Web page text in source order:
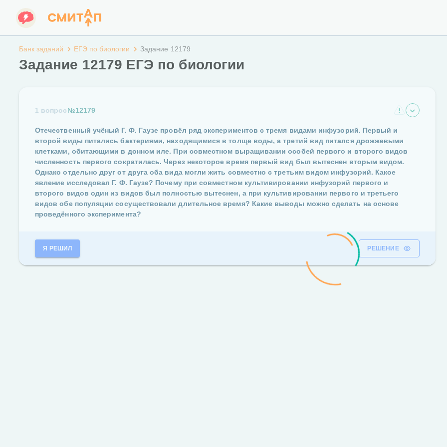
Банк заданий ЕГЭ по биологии Задание 12179
Задание 12179 ЕГЭ по биологии
1 вопрос№12179
Отечественный учёный Г. Ф. Гаузе провёл ряд экспериментов с тремя видами инфузорий. Первый и
второй виды питались бактериями, находящимися в толще воды, а третий вид питался дрожжевыми
клетками, обитающими в донном иле. При совместном выращивании особей первого и второго видов
численность первого сократилась. Через некоторое время первый вид был вытеснен вторым видом.
Однако отдельно друг от друга оба вида могли жить совместно с третьим видом инфузорий. Какое
явление исследовал Г. Ф. Гаузе? Почему при совместном культивировании инфузорий первого и
второго видов один из видов был полностью вытеснен, а при культивировании первого и третьего
видов обе популяции сосуществовали длительное время? Какие выводы можно сделать на основе
проведённого эксперимента?
Я РЕШИЛ РЕШЕНИЕ